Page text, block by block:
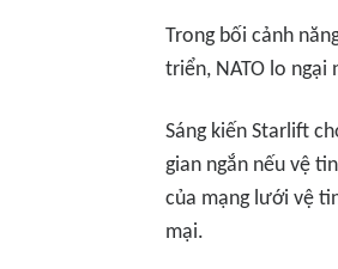
Trong bối cảnh
triển, NATO lo ngại
Sáng kiến Starlift
gian ngắn nếu vệ
của mạng lưới vệ
mại.